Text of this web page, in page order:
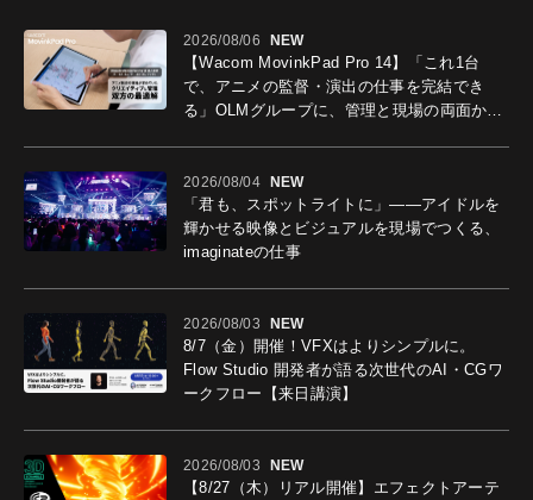
2026/08/06 NEW
【Wacom MovinkPad Pro 14】「これ1台
で、アニメの監督・演出の仕事を完結でき
る」OLMグループに、管理と現場の両面から
2026/08/04 NEW
「君も、スポットライトに」――アイドルを
輝かせる映像とビジュアルを現場でつくる、
imaginateの仕事
2026/08/03 NEW
8/7（金）開催！VFXはよりシンプルに。
Flow Studio 開発者が語る次世代のAI・CGワ
ークフロー【来日講演】
2026/08/03 NEW
【8/27（木）リアル開催】エフェクトアーテ